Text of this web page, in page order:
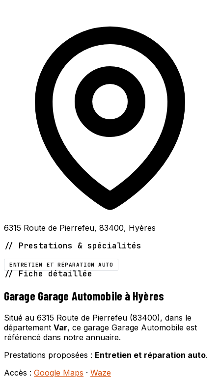
6315 Route de Pierrefeu, 83400, Hyères
// Prestations & spécialités
ENTRETIEN ET RÉPARATION AUTO
// Fiche détaillée
Garage Garage Automobile à Hyères
Situé au 6315 Route de Pierrefeu (83400), dans le
département Var, ce garage Garage Automobile est
référencé dans notre annuaire.
Prestations proposées : Entretien et réparation auto.
Accès : Google Maps · Waze